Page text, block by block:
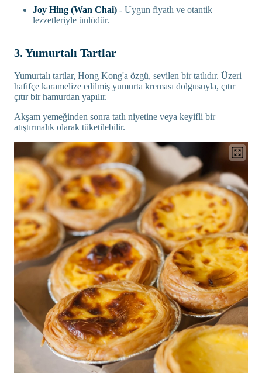
Joy Hing (Wan Chai) - Uygun fiyatlı ve otantik
lezzetleriyle ünlüdür.
3. Yumurtalı Tartlar
Yumurtalı tartlar, Hong Kong'a özgü, sevilen bir tatlıdır. Üzeri
hafifçe karamelize edilmiş yumurta kreması dolgusuyla, çıtır
çıtır bir hamurdan yapılır.
Akşam yemeğinden sonra tatlı niyetine veya keyifli bir
atıştırmalık olarak tüketilebilir.